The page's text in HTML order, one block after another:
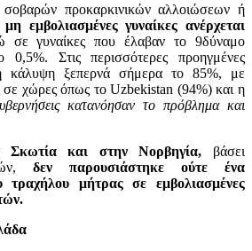
προκαρκινικών αλλοιώσεων ή
εμβολιασμένες γυναίκες ανέρχεται
σε γυναίκες που έλαβαν το 9δύναμο
0,5%. Στις περισσότερες προηγμένες
κάλυψη ξεπερνά σήμερα το 85%, με
σε χώρες όπως το Uzbekistan (94%) και η
κατανόησαν το πρόβλημα και
Σκωτία και στην Νορβηγία, βάσει
δεν παρουσιάστηκε ούτε ένα
τραχήλου μήτρας σε εμβολιασμένες